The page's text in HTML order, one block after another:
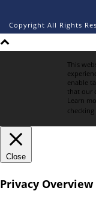
Copyright All Rights
This
enable
that our
Learn
Close
Privacy Overview